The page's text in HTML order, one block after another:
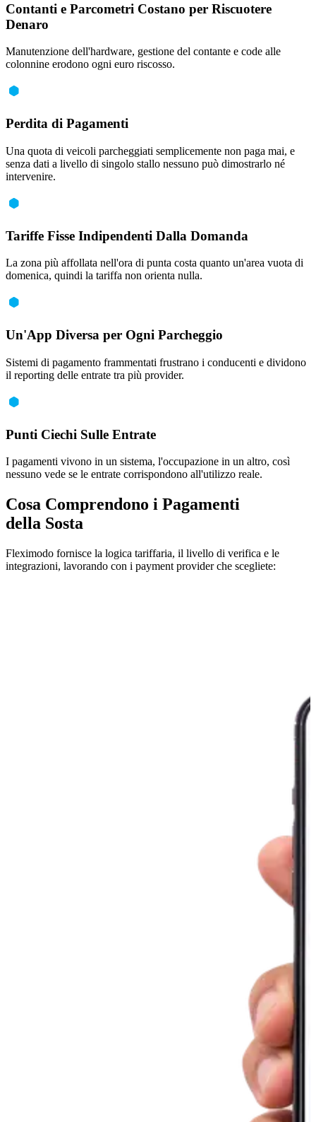
Contanti e Parcometri Costano per Riscuotere
Denaro
Manutenzione dell'hardware, gestione del contante e code alle
colonnine erodono ogni euro riscosso.
Perdita di Pagamenti
Una quota di veicoli parcheggiati semplicemente non paga mai, e
senza dati a livello di singolo stallo nessuno può dimostrarlo né
intervenire.
Tariffe Fisse Indipendenti Dalla Domanda
La zona più affollata nell'ora di punta costa quanto un'area vuota di
domenica, quindi la tariffa non orienta nulla.
Un'App Diversa per Ogni Parcheggio
Sistemi di pagamento frammentati frustrano i conducenti e dividono
il reporting delle entrate tra più provider.
Punti Ciechi Sulle Entrate
I pagamenti vivono in un sistema, l'occupazione in un altro, così
nessuno vede se le entrate corrispondono all'utilizzo reale.
Cosa Comprendono i Pagamenti
della Sosta
Fleximodo fornisce la logica tariffaria, il livello di verifica e le
integrazioni, lavorando con i payment provider che scegliete: